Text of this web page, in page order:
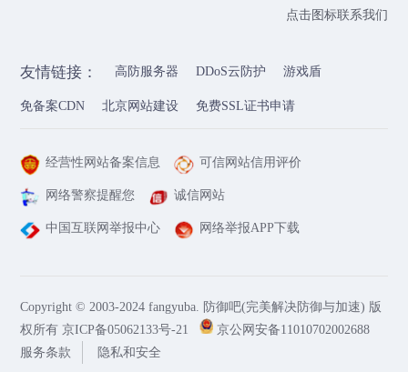
点击图标联系我们
友情链接： 高防服务器 DDoS云防护 游戏盾
免备案CDN 北京网站建设 免费SSL证书申请
经营性网站备案信息 可信网站信用评价
网络警察提醒您 诚信网站
中国互联网举报中心 网络举报APP下载
Copyright © 2003-2024 fangyuba. 防御吧(完美解决防御与加速) 版
权所有京ICP备05062133号-21
京公网安备11010702002688
服务条款
隐私和安全